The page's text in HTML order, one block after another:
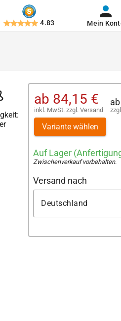
4.83 Mein
ab 84,15 €
inkl. MwSt. zzgl. Versand
ab
Variante wählen
Auf Lager
Zwischenverkauf vorbehalten.
Versand nach
Deutschland